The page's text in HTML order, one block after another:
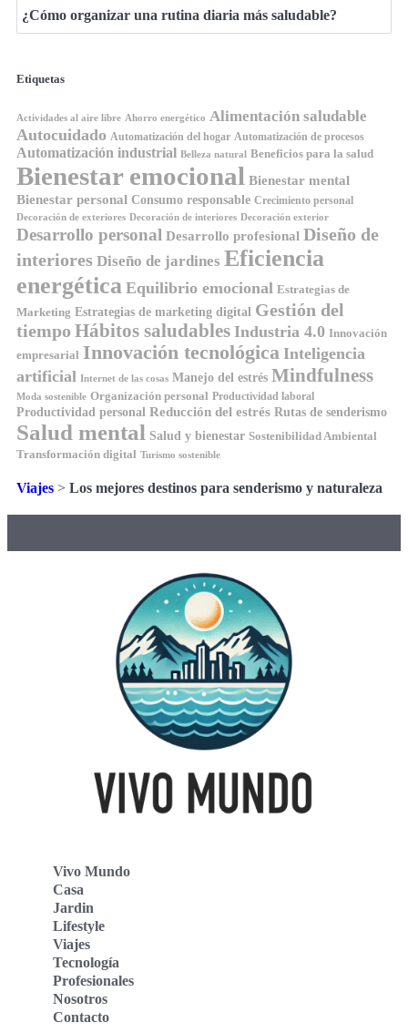
¿Cómo organizar una rutina diaria más saludable?
Etiquetas
Actividades al aire libre Ahorro energético Alimentación saludable
Autocuidado Automatización del hogar Automatización de procesos
Automatización industrial Belleza natural Beneficios para la salud
Bienestar emocional Bienestar mental
Bienestar personal Consumo responsable Crecimiento personal
Decoración de exteriores Decoración de interiores Decoración exterior
Desarrollo personal Desarrollo profesional Diseño de
interiores Diseño de jardines Eficiencia
energética Equilibrio emocional Estrategias de
Marketing Estrategias de marketing digital Gestión del
tiempo Hábitos saludables Industria 4.0 Innovación
empresarial Innovación tecnológica Inteligencia
artificial Internet de las cosas Manejo del estrés Mindfulness
Moda sostenible Organización personal Productividad laboral
Productividad personal Reducción del estrés Rutas de senderismo
Salud mental Salud y bienestar Sostenibilidad Ambiental
Transformación digital Turismo sostenible
Viajes > Los mejores destinos para senderismo y naturaleza
Vivo Mundo
Casa
Jardin
Lifestyle
Viajes
Tecnología
Profesionales
Nosotros
Contacto